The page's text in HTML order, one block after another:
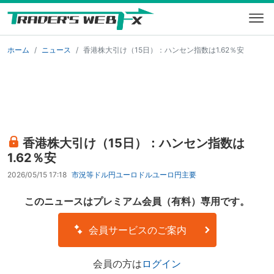
ホーム ニュース 香港株大引け（15日）：ハンセン指数は1.62％安
香港株大引け（15日）：ハンセン指数は
1.62％安
2026/05/15 17:18 市況等 ドル円ユーロドルユーロ円主要
このニュースはプレミアム会員（有料）専用です。
会員サービスのご案内
会員の方は ログイン